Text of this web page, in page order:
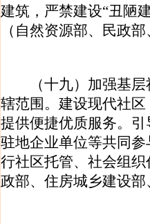
建筑，严禁建设“丑陋
（自然资源部、民政
（十九）加强基层
辖范围。建设现代社
提供便捷优质服务。
驻地企业单位等共同
行社区托管、社会组
政部、住房城乡建设部